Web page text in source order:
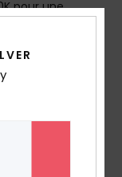
pour une
5000g]
pour une
à partir de
et taffetas
corps